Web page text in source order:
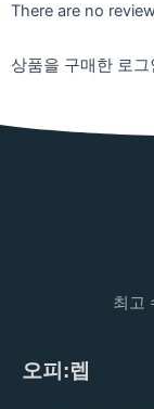
There are no
상품을 구매한 로
최고
오피:렙